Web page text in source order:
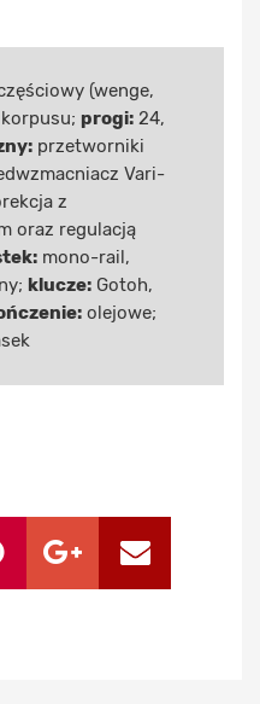
(wenge,
progi: 24,
przetworniki
Vari-
z
oraz regulacją
mono-rail,
klucze: Gotoh,
olejowe;